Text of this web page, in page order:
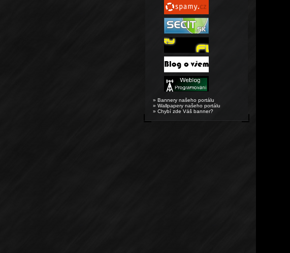
» Bannery našeho portálu
» Wallpapery našeho portálu
» Chybí zde Váš banner?